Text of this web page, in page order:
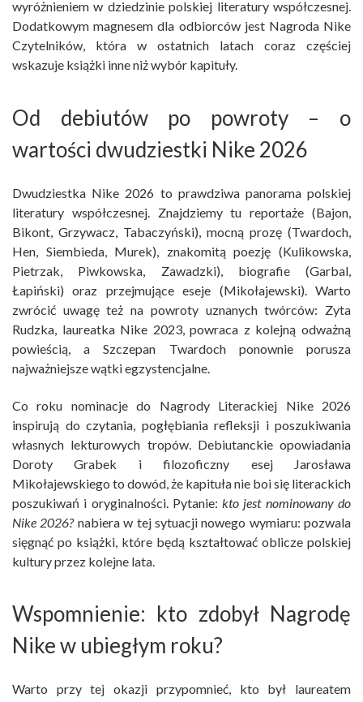
wyróżnieniem w dziedzinie polskiej literatury współczesnej.
Dodatkowym magnesem dla odbiorców jest Nagroda Nike
Czytelników, która w ostatnich latach coraz częściej
wskazuje książki inne niż wybór kapituły.
Od debiutów po powroty – o
wartości dwudziestki Nike 2026
Dwudziestka Nike 2026 to prawdziwa panorama polskiej
literatury współczesnej. Znajdziemy tu reportaże (Bajon,
Bikont, Grzywacz, Tabaczyński), mocną prozę (Twardoch,
Hen, Siembieda, Murek), znakomitą poezję (Kulikowska,
Pietrzak, Piwkowska, Zawadzki), biografie (Garbal,
Łapiński) oraz przejmujące eseje (Mikołajewski). Warto
zwrócić uwagę też na powroty uznanych twórców: Zyta
Rudzka, laureatka Nike 2023, powraca z kolejną odważną
powieścią, a Szczepan Twardoch ponownie porusza
najważniejsze wątki egzystencjalne.
Co roku nominacje do Nagrody Literackiej Nike 2026
inspirują do czytania, pogłębiania refleksji i poszukiwania
własnych lekturowych tropów. Debiutanckie opowiadania
Doroty Grabek i filozoficzny esej Jarosława
Mikołajewskiego to dowód, że kapituła nie boi się literackich
poszukiwań i oryginalności. Pytanie: kto jest nominowany do
Nike 2026?nabiera w tej sytuacji nowego wymiaru: pozwala
sięgnąć po książki, które będą kształtować oblicze polskiej
kultury przez kolejne lata.
Wspomnienie: kto zdobył Nagrodę
Nike w ubiegłym roku?
Warto przy tej okazji przypomnieć, kto był laureatem